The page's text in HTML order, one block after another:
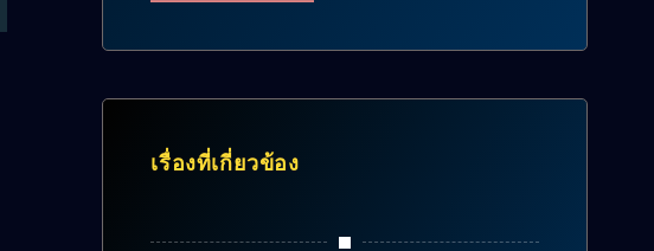
เรื่องที่เกี่ยวข้อง